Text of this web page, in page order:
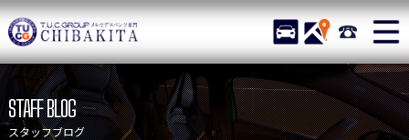
TUCグループ メルセデスベ
STOCK ACCESS 043-
ニュース
在庫リスト
目玉車両一覧
店舗紹介
STAFF BLOG
スタッフブログ